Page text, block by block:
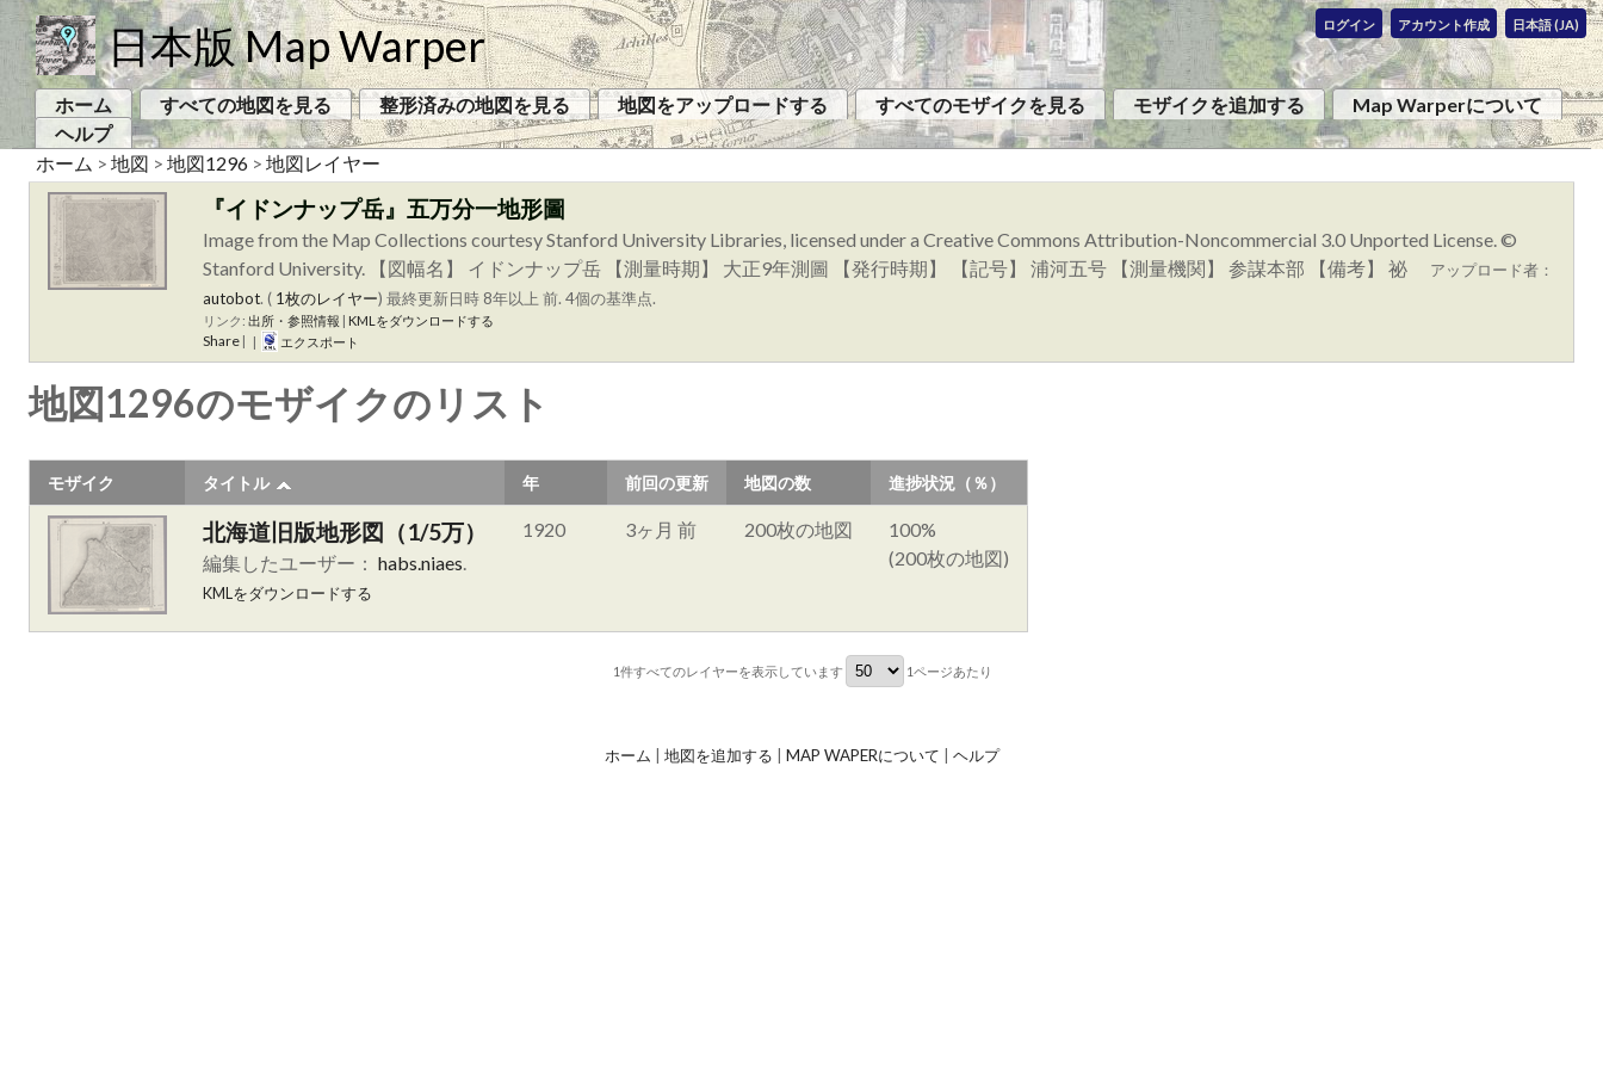
日本版 Map Warper ログイン アカウント作成 日本語 (JA)
ホーム すべての地図を見る 整形済みの地図を見る 地図をアップロードする すべてのモザイクを見る モザイクを追加する
Map Warperについて
ヘルプ
ホーム > 地図 > 地図1296 > 地図レイヤー
『イドンナップ岳』五万分一地形圖
Image from the Map Collections courtesy Stanford University Libraries, licensed under a Creative Commons Attribution-Noncommercial 3.0 Unported License. ©
Stanford University. 【図幅名】 イドンナップ岳 【測量時期】 大正9年測圖 【発行時期】 【記号】 浦河五号 【測量機関】 参謀本部 【備考】 祕
アップロード者：
autobot. ( 1枚のレイヤー) 最終更新日時 8年以上 前. 4個の基準点.
リンク: 出所・参照情報 KMLをダウンロードする
Share エクスポート
地図1296のモザイクのリスト
モザイク タイトル 年 前回の更新 地図の数 進捗状況（％）
北海道旧版地形図（1/5万）
編集したユーザー： habs.niaes
KMLをダウンロードする
1920 3ヶ月 前 200枚の地図
100%
(200枚の地図)
1件すべてのレイヤーを表示しています 1ページあたり
ホーム 地図を追加する MAP WAPERについて ヘルプ